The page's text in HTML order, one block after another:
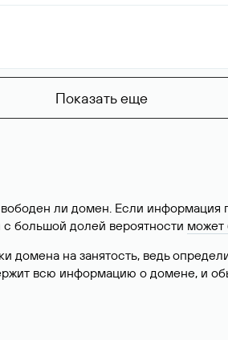
Показать еще
ли домен. Если
с большой долей вероятности может
домена на занятость, ведь
всю информацию о домене, и